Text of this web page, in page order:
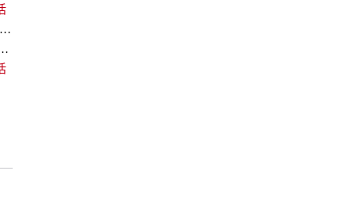
郑州欧米茄回收价格查询及各大平台实测排行(2026年7月最新数据)
修地址及官方电话权威信息通告（2026年7月最新）